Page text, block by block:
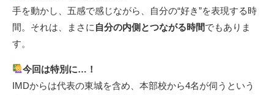
手を動かし、五感で感じながら、自分の“好き”を表現する時
間。それは、まさに 自分の内側とつながる時間でもありま
す。
今回は特別に…！
IMDからは代表の東城を含め、本部校から4名が伺うという